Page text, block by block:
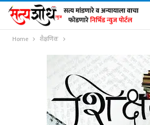
Home शैक्षणिक